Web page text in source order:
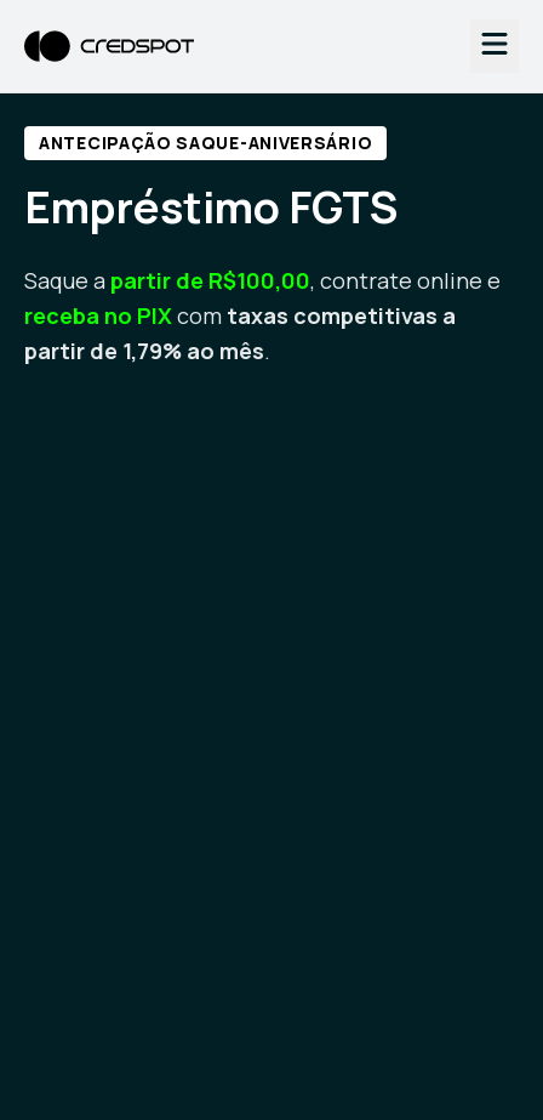
ANTECIPAÇÃO SAQUE-ANIVERSÁRIO
Empréstimo FGTS
Saque a partir de R$100,00, contrate online e
receba no PIXcom taxas competitivas a
partir de 1,79% ao mês.